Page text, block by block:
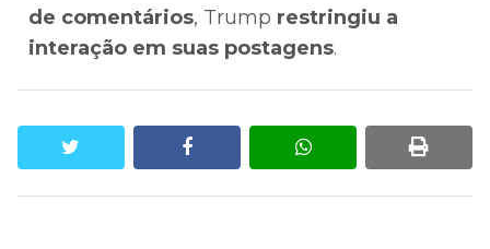
de comentários, Trump restringiu a
interação em suas postagens.
facebook whatsapp print